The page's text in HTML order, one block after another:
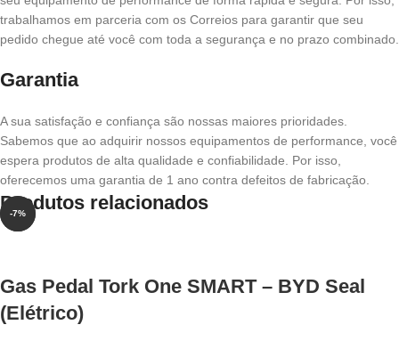
trabalhamos em parceria com os Correios para garantir que seu
pedido chegue até você com toda a segurança e no prazo combinado.
Garantia
A sua satisfação e confiança são nossas maiores prioridades.
Sabemos que ao adquirir nossos equipamentos de performance, você
espera produtos de alta qualidade e confiabilidade. Por isso,
oferecemos uma garantia de 1 ano contra defeitos de fabricação.
Produtos relacionados
Gas Pedal Tork One SMART – BYD Seal
(Elétrico)
-7%
-7%